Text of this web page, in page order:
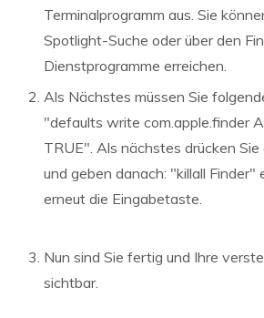
Terminalprogramm aus. Sie
Spotlight-Suche oder über den
Dienstprogramme erreichen.
Als Nächstes müssen Sie
"defaults write com.apple.finder
TRUE". Als nächstes drücken
und geben danach: "killall Finder"
erneut die Eingabetaste.
Nun sind Sie fertig und Ihre
sichtbar.